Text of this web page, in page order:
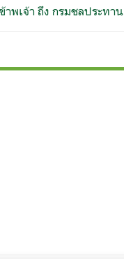
าพเจ้า ถึง กรมชลประทาน